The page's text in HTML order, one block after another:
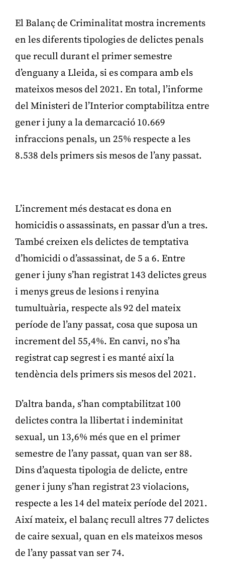
El Balanç de Criminalitat mostra increments
en les diferents tipologies de delictes penals
que recull durant el primer semestre
d’enguany a Lleida, si es compara amb els
mateixos mesos del 2021. En total, l’informe
del Ministeri de l’Interior comptabilitza entre
gener i juny a la demarcació 10.669
infraccions penals, un 25% respecte a les
8.538 dels primers sis mesos de l’any passat.
L’increment més destacat es dona en
homicidis o assassinats, en passar d’un a tres.
També creixen els delictes de temptativa
d’homicidi o d’assassinat, de 5 a 6. Entre
gener i juny s’han registrat 143 delictes greus
i menys greus de lesions i renyina
tumultuària, respecte als 92 del mateix
període de l’any passat, cosa que suposa un
increment del 55,4%. En canvi, no s’ha
registrat cap segrest i es manté així la
tendència dels primers sis mesos del 2021.
D’altra banda, s’han comptabilitzat 100
delictes contra la llibertat i indeminitat
sexual, un 13,6% més que en el primer
semestre de l’any passat, quan van ser 88.
Dins d’aquesta tipologia de delicte, entre
gener i juny s’han registrat 23 violacions,
respecte a les 14 del mateix període del 2021.
Així mateix, el balanç recull altres 77 delictes
de caire sexual, quan en els mateixos mesos
de l’any passat van ser 74.